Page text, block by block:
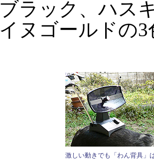
ブラック、ハス
イヌゴールドの3
激しい動きでも「わん背具」